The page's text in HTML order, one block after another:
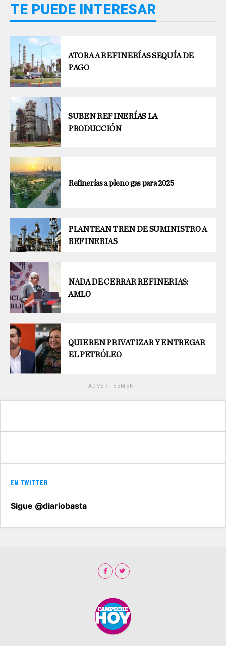
TE PUEDE INTERESAR
ATORA A REFINERÍAS SEQUÍA DE
PAGO
SUBEN REFINERÍAS LA
PRODUCCIÓN
Refinerías a pleno gas para 2025
PLANTEAN TREN DE SUMINISTRO A
REFINERIAS
NADA DE CERRAR REFINERIAS:
AMLO
QUIEREN PRIVATIZAR Y ENTREGAR
EL PETRÓLEO
ADVERTISEMENT
EN TWITTER
Sigue @diariobasta